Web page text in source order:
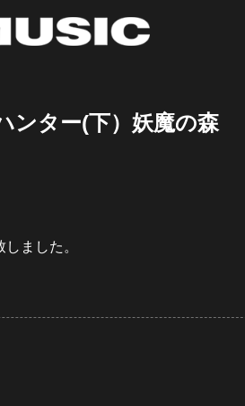
ンター(下）妖魔の森
ました。